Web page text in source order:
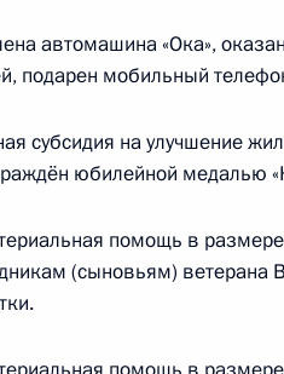
перечня поручений,
Президента в
по итогам работы
автомашина «Ока»,
подарен мобильный
субсидия на улучшение
юбилейной медалью
помощь в
(сыновьям) ветерана